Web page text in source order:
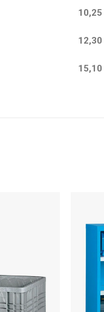
10,25
12,30
15,10